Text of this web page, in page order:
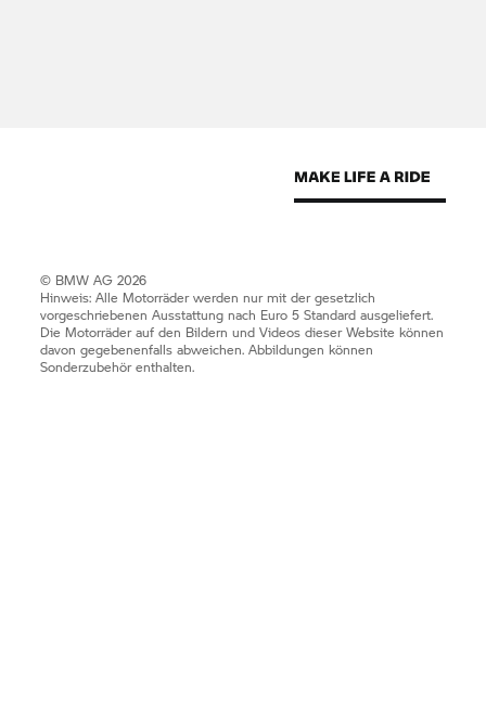
© BMW AG 2026
Hinweis: Alle Motorräder werden nur mit der gesetzlich
vorgeschriebenen Ausstattung nach Euro 5 Standard ausgeliefert.
Die Motorräder auf den Bildern und Videos dieser Website können
davon gegebenenfalls abweichen. Abbildungen können
Sonderzubehör enthalten.